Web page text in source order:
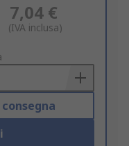
7,04 €
(IVA inclusa)